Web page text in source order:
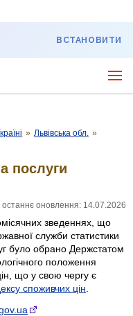
ВСТАНОВИТИ
» Львівська обл. »
послуги
останнє оновлення: 14.07.2026
зведеннях, що
служби статистики
було обрано Держстатом
положення
що у свою чергу є
споживчих цін